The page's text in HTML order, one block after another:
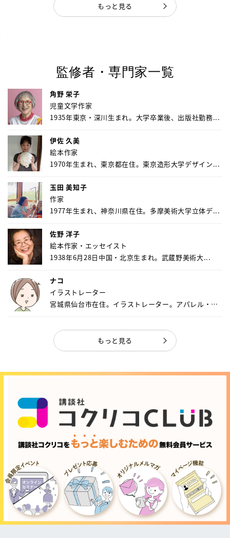
もっと見る
監修者・専門家一覧
角野 栄子
児童文学作家
1935年東京・深川生まれ。大学卒業後、出版社勤務...
伊佐 久美
絵本作家
1970年生まれ、東京都在住。東京造形大学デザイン...
玉田 美知子
作家
1977年生まれ、神奈川県在住。多摩美術大学立体デ...
佐野 洋子
絵本作家・エッセイスト
1938年6月28日中国・北京生まれ。武蔵野美術大...
ナコ
イラストレーター
宮城県仙台市在住。イラストレーター。アパレル・キ
もっと見る